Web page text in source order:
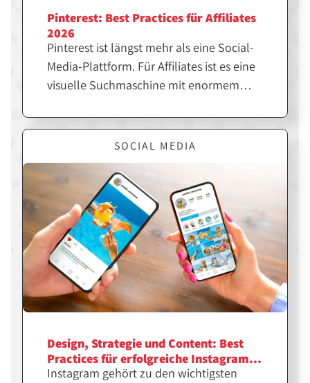
Pinterest: Best Practices für Affiliates
2026
Pinterest ist längst mehr als eine Social-
Media-Plattform. Für Affiliates ist es eine
visuelle Suchmaschine mit enormem
erstellt, kann langfristig Traffic, Klicks
und Sales generieren. Hier erfährst du,
was dir dabei hilft.
SOCIAL MEDIA
Design, Strategie und Content: Best
Practices für erfolgreiche Instagram-
Feeds
Instagram gehört zu den wichtigsten